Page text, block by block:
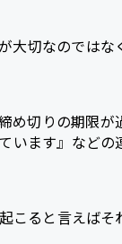
大切なのでは
め切りの期限
ます』などの
こると言えば